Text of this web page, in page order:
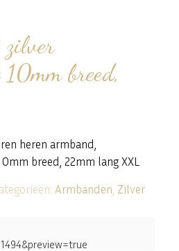
zilver
breed,
heren armband,
breed, 22mm lang XXL
Armbanden Zilver